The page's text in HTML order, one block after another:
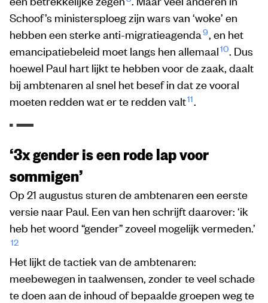
Schoof’s ministersploeg zijn wars van ‘woke’ en
hebben een sterke anti-migratieagenda9, en het
emancipatiebeleid moet langs hen allemaal10. Dus
hoewel Paul hart lijkt te hebben voor de zaak, daalt
bij ambtenaren al snel het besef in dat ze vooral
moeten redden wat er te redden valt11.
‘3x gender is een rode lap voor
sommigen’
Op 21 augustus sturen de ambtenaren een eerste
versie naar Paul. Een van hen schrijft daarover: ‘ik
heb het woord “gender” zoveel mogelijk vermeden.’
12
Het lijkt de tactiek van de ambtenaren:
meebewegen in taalwensen, zonder te veel schade
te doen aan de inhoud of bepaalde groepen weg te